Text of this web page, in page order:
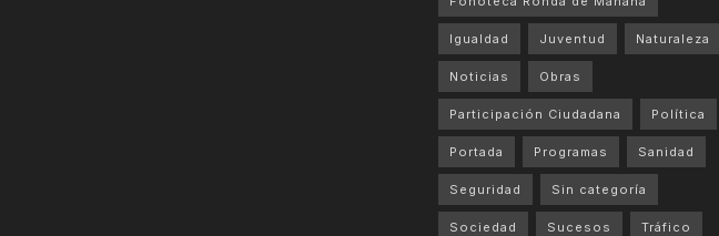
Igualdad Juventud Naturaleza
Noticias Obras
Participación Ciudadana Política
Portada Programas Sanidad
Seguridad Sin categoría
Sociedad Sucesos Tráfico